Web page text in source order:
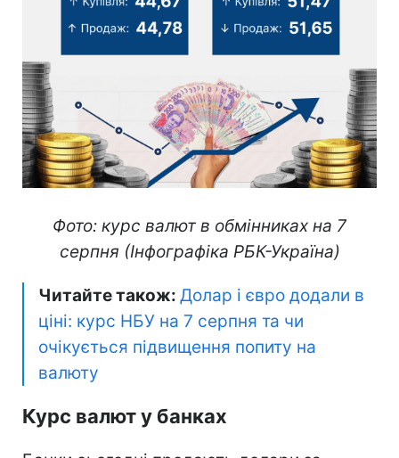
Фото: курс валют в обмінниках на 7
серпня (Інфографіка РБК-Україна)
Читайте також: Долар і євро додали в
ціні: курс НБУ на 7 серпня та чи
очікується підвищення попиту на
валюту
Курс валют у банках